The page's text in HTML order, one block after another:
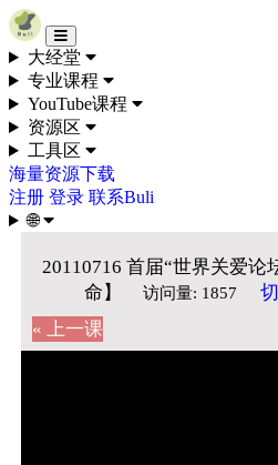
Skip to content
大经堂
专业课程
YouTube课程
资源区
工具区
海量资源下载
注册 登录 联系Buli
🌐
20110716 首届“世界关爱论
命】
访问量: 1857
« 上一课